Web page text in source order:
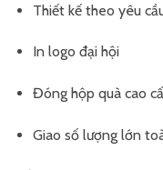
Thiết kế theo yêu
In logo đại hội
Đóng hộp quà cao
Giao số lượng lớn